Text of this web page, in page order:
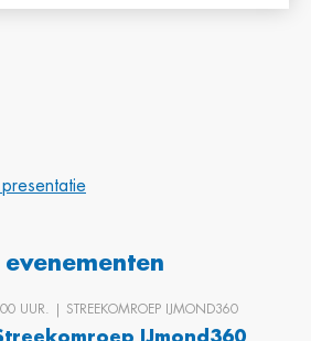
| STREEKOMROEP IJMOND360
IJmond360